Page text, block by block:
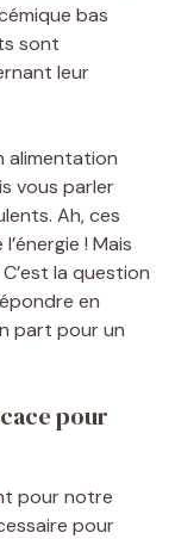
bas
sont
leur
alimentation
vous parler
Ah, ces
! Mais
la question
en
part pour un
pour
pour notre
pour